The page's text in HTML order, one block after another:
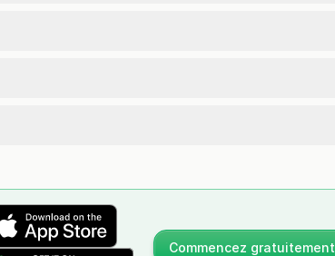
Commencez gratuitement